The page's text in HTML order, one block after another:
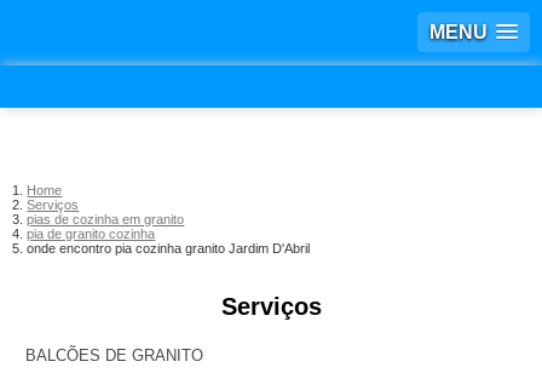
MENU
Home
Serviços
pias de cozinha em granito
pia de granito cozinha
onde encontro pia cozinha granito Jardim D'Abril
Serviços
BALCÕES DE GRANITO